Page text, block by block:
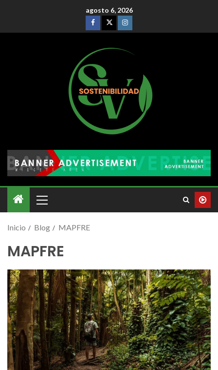
agosto 6, 2026
Inicio Blog MAPFRE
MAPFRE